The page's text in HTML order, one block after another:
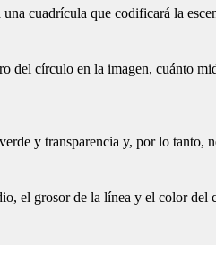
cuadrícula que codificará la
del círculo en la imagen, cuánto
y transparencia y, por lo tanto,
el grosor de la línea y el color del